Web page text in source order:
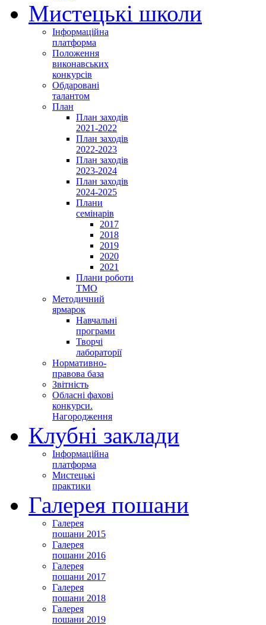
Мистецькі школи
Інформаційна
платформа
Положення
виконавських
конкурсів
Обдаровані
талантом
План
План заходів
2021-2022
План заходів
2022-2023
План заходів
2023-2024
План заходів
2024-2025
Плани
семінарів
2017
2018
2019
2020
2021
Плани роботи
ТМО
Методичний
ярмарок
Навчальні
програми
Творчі
лабораторії
Нормативно-
правова база
Звітність
Обласні фахові
конкурси.
Нагородження
Клубні заклади
Інформаційна
платформа
Мистецькі
практики
Галерея пошани
Галерея
пошани 2015
Галерея
пошани 2016
Галерея
пошани 2017
Галерея
пошани 2018
Галерея
пошани 2019